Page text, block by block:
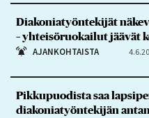
Diakoniatyöntekijät
– yhteisöruokailut jäävät
AJANKOHTAISTA
Pikkupuodista saa
diakoniatyöntekijän